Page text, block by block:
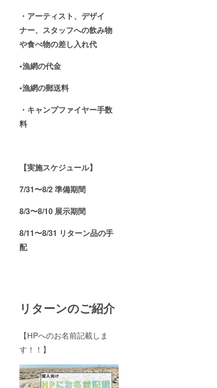
・アーティスト、デザイ
ナー、スタッフへの飲み物
や食べ物の差し入れ代
•漁網の代金
•漁網の郵送料
・キャンプファイヤー手数
料
【実施スケジュール】
7/31〜8/2 準備期間
8/3〜8/10 展示期間
8/11〜8/31 リターン品の手
配
リターンのご紹介
【HPへのお名前記載しま
す！！】